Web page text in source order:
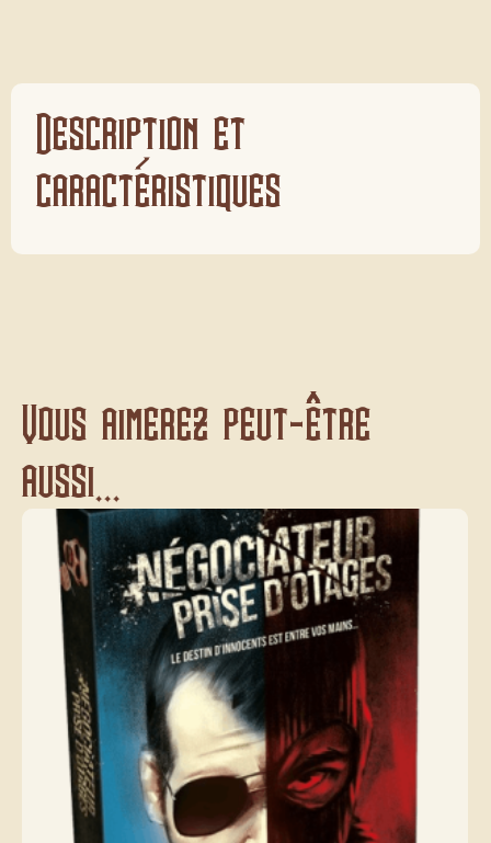
Description et
caractéristiques
Vous aimerez peut-être
aussi...